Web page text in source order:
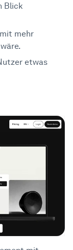
Blick
mehr
etwas